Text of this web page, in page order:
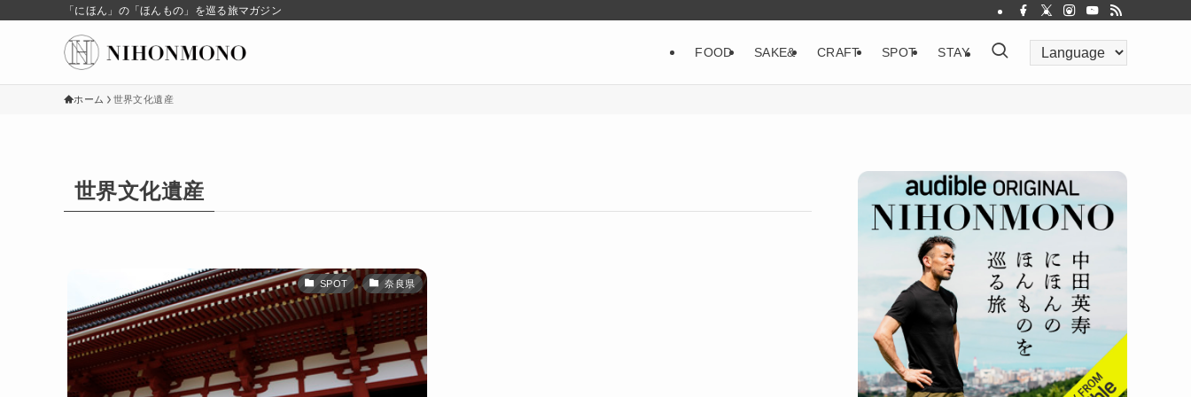
「にほん」の「ほんもの」を巡る旅マガジン
FOOD SAKE& CRAFT SPOT STAY
ホーム 世界文化遺産
世界文化遺産
SPOT 奈良県